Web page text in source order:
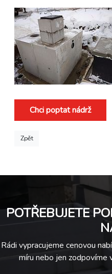
Chci poptat nádrž
Zpět
POTŘEBUJETE
Rádi vypracujeme cenovou
míru nebo jen zodpovíme